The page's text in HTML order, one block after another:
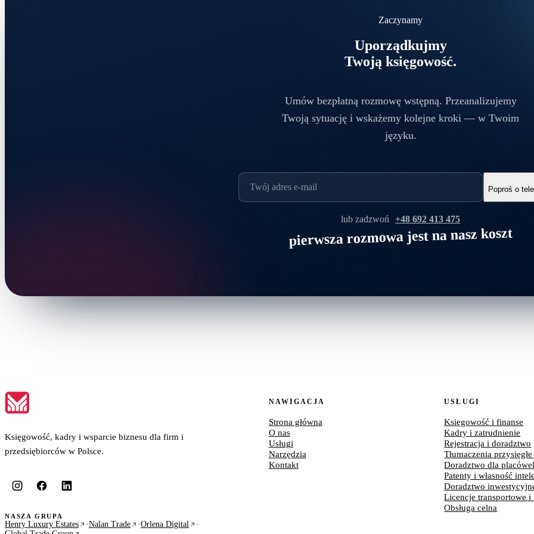
Zaczynamy
Uporządkujmy
Twoją księgowość.
Umów bezpłatną rozmowę wstępną. Przeanalizujemy
Twoją sytuację i wskażemy kolejne kroki — w Twoim
języku.
Poproś o
lub zadzwoń +48 692 413 475
pierwsza rozmowa jest na nasz koszt
Księgowość, kadry i wsparcie biznesu dla firm i
przedsiębiorców w Polsce.
NASZA GRUPA
Henry Luxury Estates ·Nalan Trade ·Orlena Digital
·
NAWIGACJA
Strona główna
O nas
Usługi
Narzędzia
Kontakt
USŁUGI
Księgowość i finanse
Kadry i zatrudnienie
Rejestracja i doradztwo
Tłumaczenia
Doradztwo dla
Patenty i własność
Doradztwo
Licencje transportowe i
Obsługa celna